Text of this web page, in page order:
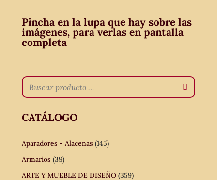
Pincha en la lupa que hay sobre las
imágenes, para verlas en pantalla
completa
CATÁLOGO
Aparadores - Alacenas (145)
Armarios (39)
ARTE Y MUEBLE DE DISEÑO (359)